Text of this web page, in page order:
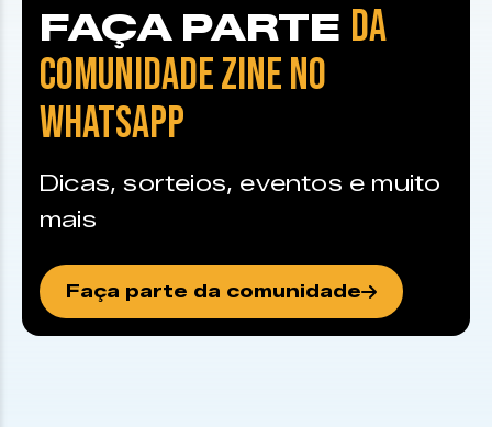
FAÇA PARTE DA
COMUNIDADE ZINE NO
WHATSAPP
Dicas, sorteios, eventos e muito
mais
Faça parte da comunidade